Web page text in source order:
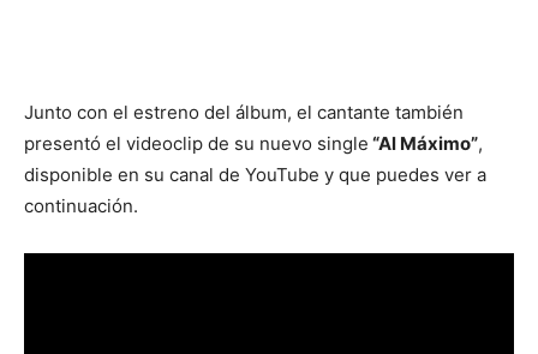
Junto con el estreno del álbum, el cantante también
presentó el videoclip de su nuevo single “Al Máximo”,
disponible en su canal de YouTube y que puedes ver a
continuación.